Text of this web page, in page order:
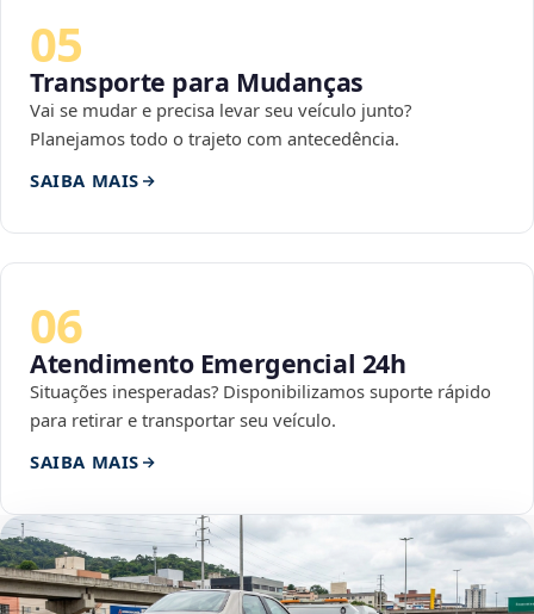
05
Transporte para Mudanças
Vai se mudar e precisa levar seu veículo junto?
Planejamos todo o trajeto com antecedência.
SAIBA MAIS
06
Atendimento Emergencial 24h
Situações inesperadas? Disponibilizamos suporte rápido
para retirar e transportar seu veículo.
SAIBA MAIS